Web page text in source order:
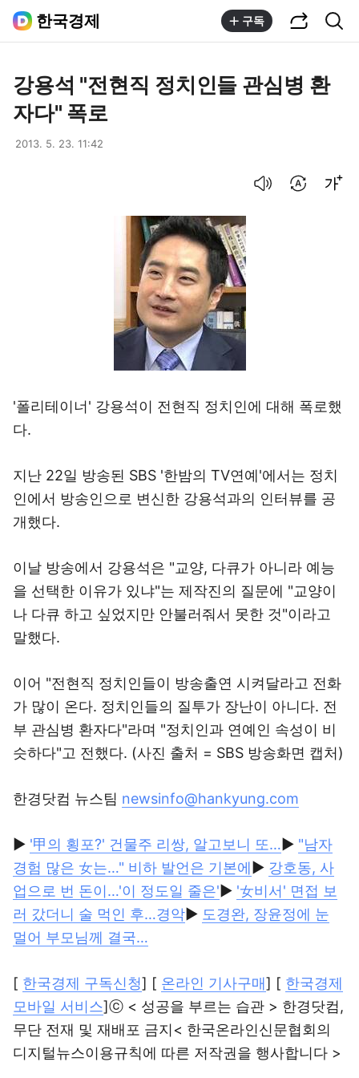
한국경제 구독
강용석 "전현직 정치인들 관심병 환
자다" 폭로
2013. 5. 23. 11:42
'폴리테이너' 강용석이 전현직 정치인에 대해 폭로했
다.
지난 22일 방송된 SBS '한밤의 TV연예'에서는 정치
인에서 방송인으로 변신한 강용석과의 인터뷰를 공
개했다.
이날 방송에서 강용석은 "교양, 다큐가 아니라 예능
을 선택한 이유가 있냐"는 제작진의 질문에 "교양이
나 다큐 하고 싶었지만 안불러줘서 못한 것"이라고
말했다.
이어 "전현직 정치인들이 방송출연 시켜달라고 전화
가 많이 온다. 정치인들의 질투가 장난이 아니다. 전
부 관심병 환자다"라며 "정치인과 연예인 속성이 비
슷하다"고 전했다. (사진 출처 = SBS 방송화면 캡처)
한경닷컴 뉴스팀 newsinfo@hankyung.com
▶ '甲의 횡포?' 건물주 리쌍, 알고보니 또…▶ "남자
경험 많은 女는…" 비하 발언은 기본에 ▶ 강호동, 사
업으로 번 돈이…'이 정도일 줄은'▶ '女비서' 면접 보
러 갔더니 술 먹인 후…경악▶ 도경완, 장윤정에 눈
멀어 부모님께 결국…
[ 한국경제 구독신청] [ 온라인 기사구매] [ 한국경제
모바일 서비스]ⓒ < 성공을 부르는 습관 > 한경닷컴,
무단 전재 및 재배포 금지< 한국온라인신문협회의
디지털뉴스이용규칙에 따른 저작권을 행사합니다 >